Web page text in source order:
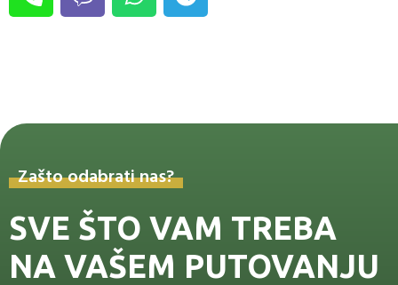
Zašto odabrati nas?
SVE ŠTO VAM TREBA
NA VAŠEM PUTOVANJU